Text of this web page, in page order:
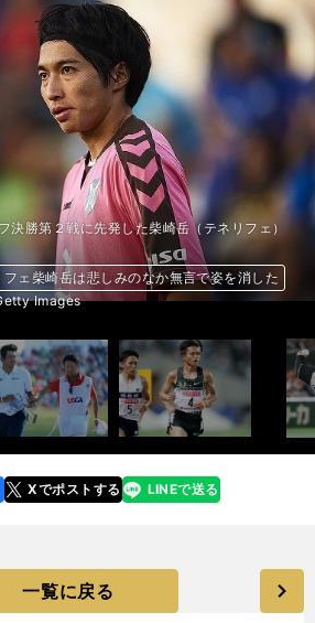
決勝第２戦に先発した柴崎岳（テネリフェ）
ェ柴崎岳は悲しみのなか無言で姿を消した
Images
オープンに向け異例のスケジュールで臨む
すけど」圧勝。長距離界で図抜けた存在に
ースを支える「想定外」のプレーヤーたち
亜由子「東京五輪のために今確かめたい」
スイフト、安い、軽い、速い（軽いから）の
スイフト、安い、軽い、速い（軽いから）の
Xでポストする
line LINEで送る
一覧に戻る